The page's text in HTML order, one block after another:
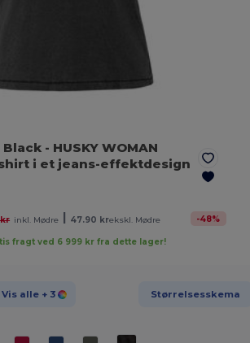
Black - HUSKY WOMAN
i et jeans-effektdesign
kr inkl. Mødre 47.90 krekskl. Mødre -48%
fragt ved 6 999 kr fra dette lager!
Vis alle + 3 Størrelsesskema